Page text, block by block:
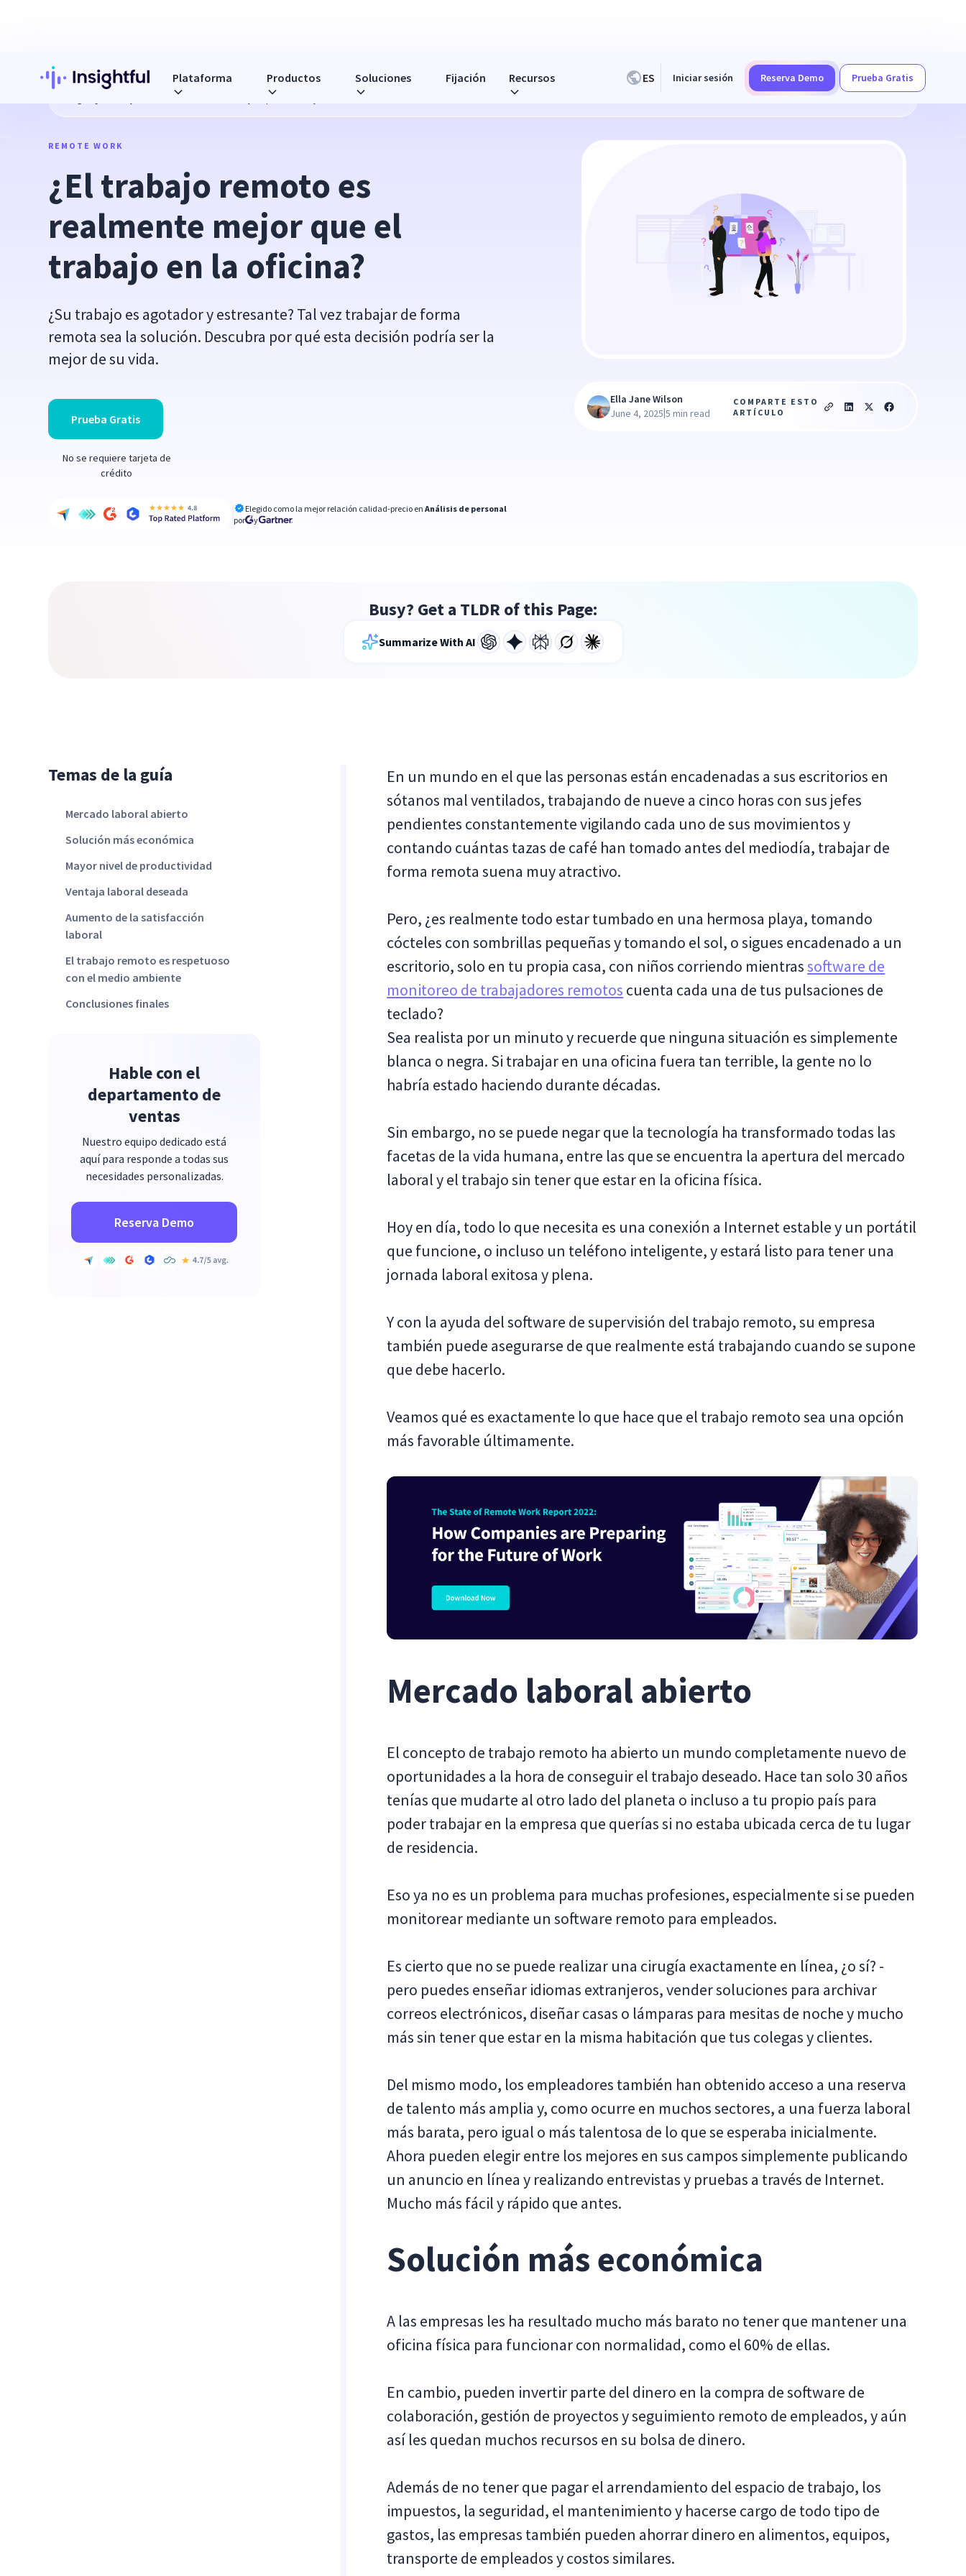
Plataforma Productos Soluciones Fijación Recursos ES Iniciar sesión Reserva Demo
Prueba Gratis
¿El trabajo remoto es realmente mejor que el trabajo en la oficina?
REMOTE WORK
¿El trabajo remoto es
realmente mejor que el
trabajo en la oficina?
¿Su trabajo es agotador y estresante? Tal vez trabajar de forma
remota sea la solución. Descubra por qué esta decisión podría ser la
mejor de su vida.
Prueba Gratis
No se requiere tarjeta de
crédito
Elegido como la mejor relación calidad-precio enAnálisis de personal
por
y
Ella Jane Wilson
June 4, 2025|5 min read
COMPARTE ESTO
ARTÍCULO
Busy? Get a TLDR of this Page:
Summarize With AI
Temas de la guía
Mercado laboral abierto
Solución más económica
Mayor nivel de productividad
Ventaja laboral deseada
Aumento de la satisfacción
laboral
El trabajo remoto es respetuoso
con el medio ambiente
Conclusiones finales
Hable con el
departamento de
ventas
Nuestro equipo dedicado está
aquí para responde a todas sus
necesidades personalizadas.
Reserva Demo
En un mundo en el que las personas están encadenadas a sus escritorios en
sótanos mal ventilados, trabajando de nueve a cinco horas con sus jefes
pendientes constantemente vigilando cada uno de sus movimientos y
contando cuántas tazas de café han tomado antes del mediodía, trabajar de
forma remota suena muy atractivo.
Pero, ¿es realmente todo estar tumbado en una hermosa playa, tomando
cócteles con sombrillas pequeñas y tomando el sol, o sigues encadenado a un
escritorio, solo en tu propia casa, con niños corriendo mientrassoftware de
monitoreo de trabajadores remotos cuenta cada una de tus pulsaciones de
teclado?
Sea realista por un minuto y recuerde que ninguna situación es simplemente
blanca o negra. Si trabajar en una oficina fuera tan terrible, la gente no lo
habría estado haciendo durante décadas.
Sin embargo, no se puede negar que la tecnología ha transformado todas las
facetas de la vida humana, entre las que se encuentra la apertura del mercado
laboral y el trabajo sin tener que estar en la oficina física.
Hoy en día, todo lo que necesita es una conexión a Internet estable y un portátil
que funcione, o incluso un teléfono inteligente, y estará listo para tener una
jornada laboral exitosa y plena.
Y con la ayuda del software de supervisión del trabajo remoto, su empresa
también puede asegurarse de que realmente está trabajando cuando se supone
que debe hacerlo.
Veamos qué es exactamente lo que hace que el trabajo remoto sea una opción
más favorable últimamente.
Mercado laboral abierto
El concepto de trabajo remoto ha abierto un mundo completamente nuevo de
oportunidades a la hora de conseguir el trabajo deseado. Hace tan solo 30 años
tenías que mudarte al otro lado del planeta o incluso a tu propio país para
poder trabajar en la empresa que querías si no estaba ubicada cerca de tu lugar
de residencia.
Eso ya no es un problema para muchas profesiones, especialmente si se pueden
monitorear mediante un software remoto para empleados.
Es cierto que no se puede realizar una cirugía exactamente en línea, ¿o sí? -
pero puedes enseñar idiomas extranjeros, vender soluciones para archivar
correos electrónicos, diseñar casas o lámparas para mesitas de noche y mucho
más sin tener que estar en la misma habitación que tus colegas y clientes.
Del mismo modo, los empleadores también han obtenido acceso a una reserva
de talento más amplia y, como ocurre en muchos sectores, a una fuerza laboral
más barata, pero igual o más talentosa de lo que se esperaba inicialmente.
Ahora pueden elegir entre los mejores en sus campos simplemente publicando
un anuncio en línea y realizando entrevistas y pruebas a través de Internet.
Mucho más fácil y rápido que antes.
Solución más económica
A las empresas les ha resultado mucho más barato no tener que mantener una
oficina física para funcionar con normalidad, como el 60% de ellas.
En cambio, pueden invertir parte del dinero en la compra de software de
colaboración, gestión de proyectos y seguimiento remoto de empleados, y aún
así les quedan muchos recursos en su bolsa de dinero.
Además de no tener que pagar el arrendamiento del espacio de trabajo, los
impuestos, la seguridad, el mantenimiento y hacerse cargo de todo tipo de
gastos, las empresas también pueden ahorrar dinero en alimentos, equipos,
transporte de empleados y costos similares.